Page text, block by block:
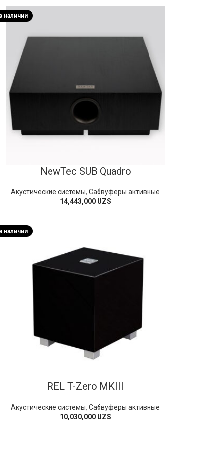
наличии
NewTec SUB Quadro
Акустические системы,Сабвуферы активные
14,443,000 UZS
наличии
REL T-Zero MKIII
Акустические системы,Сабвуферы активные
10,030,000 UZS